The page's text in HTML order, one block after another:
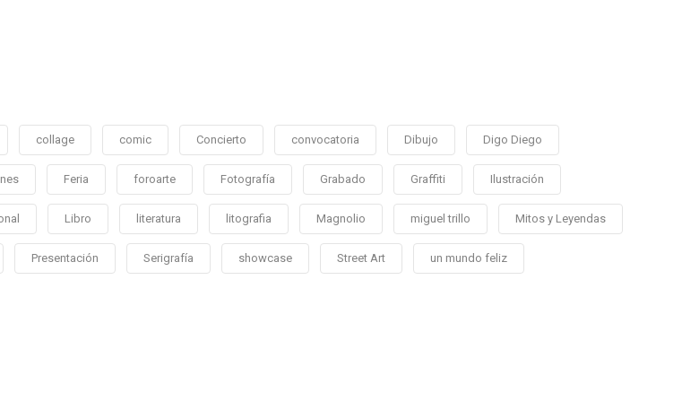
collage comic Concierto convocatoria Dibujo Digo Diego
Feria foroarte Fotografía Grabado Graffiti Ilustración
Libro literatura litografia Magnolio miguel trillo Mitos y Leyendas
Presentación Serigrafía showcase Street Art un mundo feliz